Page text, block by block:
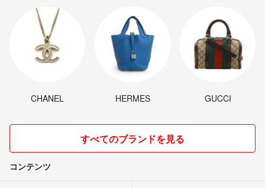
CHANEL HERMES GUCCI
すべてのブランドを見る
コンテンツ